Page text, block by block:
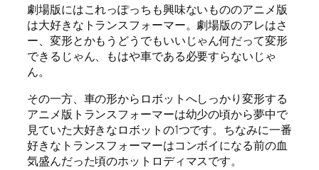
劇場版にはこれっぽっちも興味ないもののアニメ版
は大好きなトランスフォーマー。劇場版のアレはさ
ー、変形とかもうどうでもいいじゃん何だって変形
できるじゃん、もはや車である必要すらないじゃ
ん。
その一方、車の形からロボットへしっかり変形する
アニメ版トランスフォーマーは幼少の頃から夢中で
見ていた大好きなロボットの1つです。ちなみに一番
好きなトランスフォーマーはコンボイになる前の血
気盛んだった頃のホットロディマスです。